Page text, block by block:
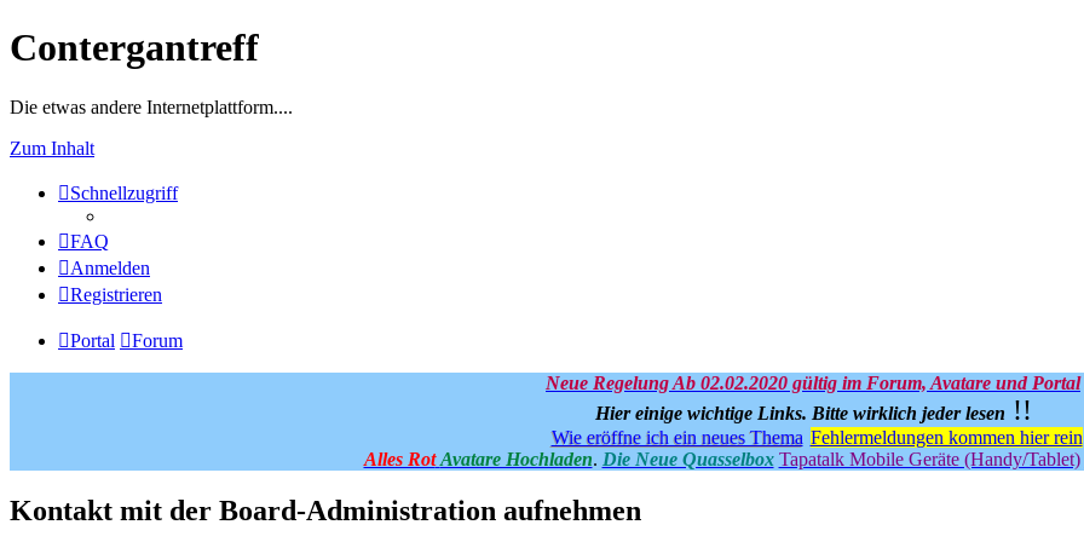
Contergantreff
Die etwas andere Internetplattform....
Zum Inhalt
Schnellzugriff
FAQ
Anmelden
Registrieren
Portal Forum
Neue Regelung Ab 02.02.2020 gültig im Forum, Avatare und Portal
Hier einige wichtige Links. Bitte wirklich jeder lesen !!
Wie eröffne ich ein neues Thema Fehlermeldungen kommen hier rein
Alles Rot Avatare Hochladen. Die Neue Quasselbox Tapatalk Mobile Geräte (Handy/Tablet)
Kontakt mit der Board-Administration aufnehmen